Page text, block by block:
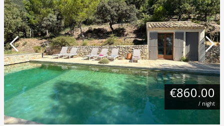
€860.00
/ night